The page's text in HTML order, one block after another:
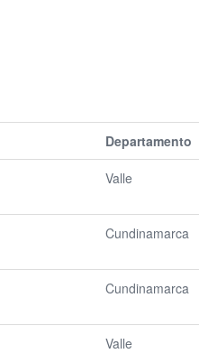
Departamento
Valle
Cundinamarca
Cundinamarca
Valle